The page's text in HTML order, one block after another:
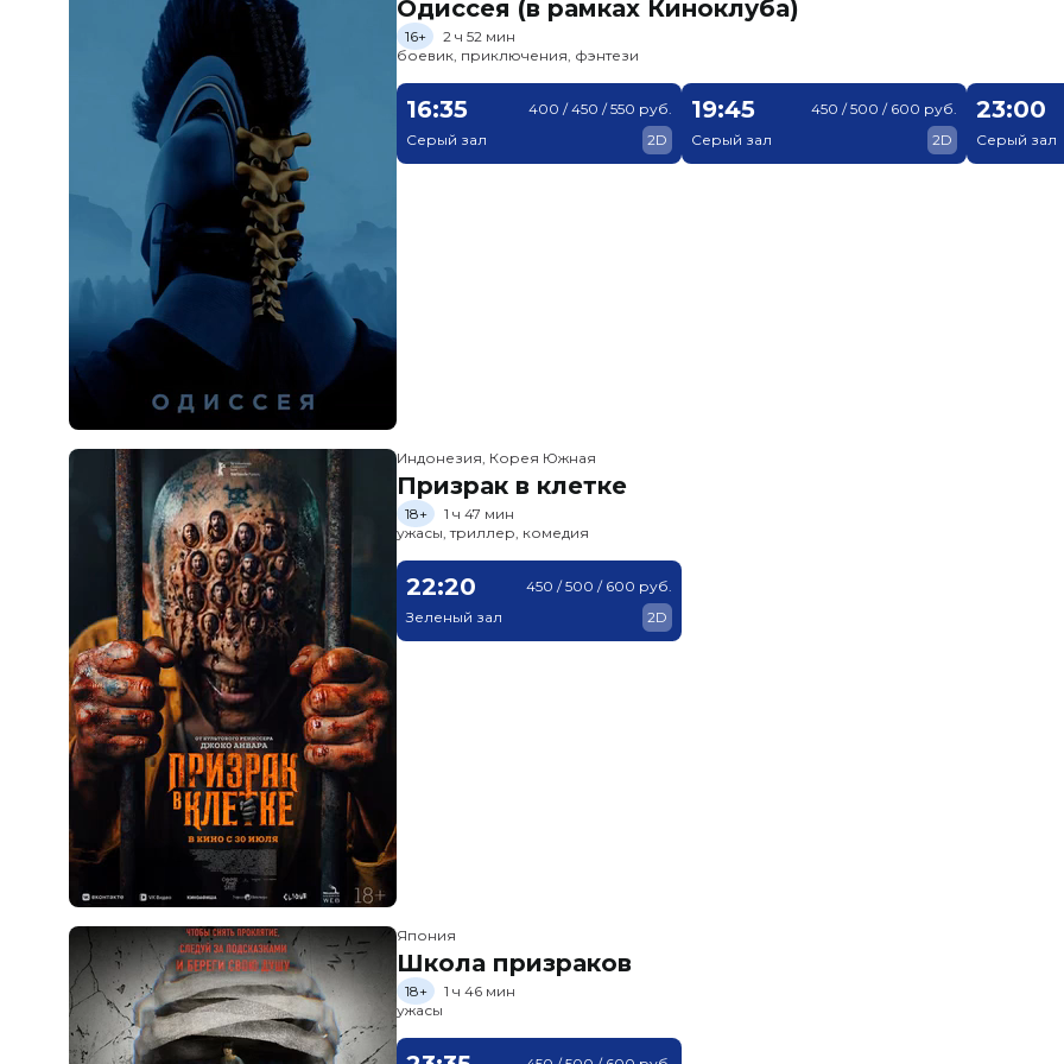
Одиссея (в рамках Киноклуба)
16+
2 ч 52 мин
боевик, приключения, фэнтези
16:35
Серый зал
400 / 450 / 550 руб.
2D
19:45
Серый зал
450 / 500 / 600 руб.
2D
23:00
Серый зал
Индонезия, Корея Южная
Призрак в клетке
18+
1 ч 47 мин
ужасы, триллер, комедия
22:20
Зеленый зал
450 / 500 / 600 руб.
2D
Япония
Школа призраков
18+
1 ч 46 мин
ужасы